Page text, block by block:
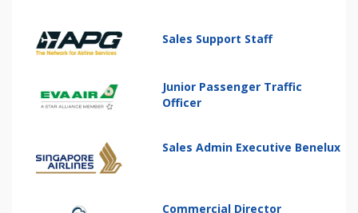
Sales Support Staff
Junior Passenger Traffic
Officer
Sales Admin Executive Benelux
Commercial Director